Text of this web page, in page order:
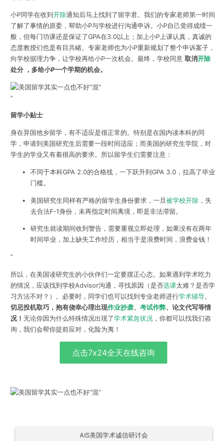
小P同学在收到 开除通知后马上找到了留学君。我们的专家老师第一时间
了解了事情的原委，帮助小P与学校进行沟通申诉。小P自己觉得成绩一
般，但每门功课还是保证了GPA在3.0以上；加上小P上课认真，真诚的
态度教授们也是有目共睹。专家老师也为小P重新规划了整个申诉案子，
向学校据理力争，让学校再给小P一次机会。最终，学校同意 取消开除
处分 ，多给小P一个学期的机会。
“
留学小贴士
身在异国他乡留学，有不适应是很正常的。特别是在国内读本科的同
学，申请到美国研究生后需要一段时间适应；而美国的研究生学院，对
学生的学业又有着很高的要求。所以留学生们需要注意：
不同于本科GPA 2.0的合格线，一下跃升到GPA 3.0，拉高了毕业
门槛。
美国研究生同样有严格的留学生身份要求，一旦 被学校开除，失
去合法F-1身份，未再指定时间离境，即是非法滞留。
研究生就读期间收到警告，需要重视立即处理，如果没有在两年
时间毕业，加上缺失工作经历，相当于是浪费时间，浪费金钱！
”
所以，在美国读研究生的小伙伴们一定要摆正心态。如果遇到学术吃力
的情况，应该找到学校Advisor沟通，寻找原因（是否选课太难？是否学
习方法不对？）。必要时，同学们也可以找到专业老师进行学术辅导。
切忌投机取巧，抱有侥幸心理出现作业抄袭、 考试作弊、论文代写等情
况！ 无论你因为什么特殊情况出现了学术紧急状况，你都可以找我们咨
询，我们会帮你提前应对，化险为夷！
点击7x24全天在线咨询
AIS美国学术诚信研讨会